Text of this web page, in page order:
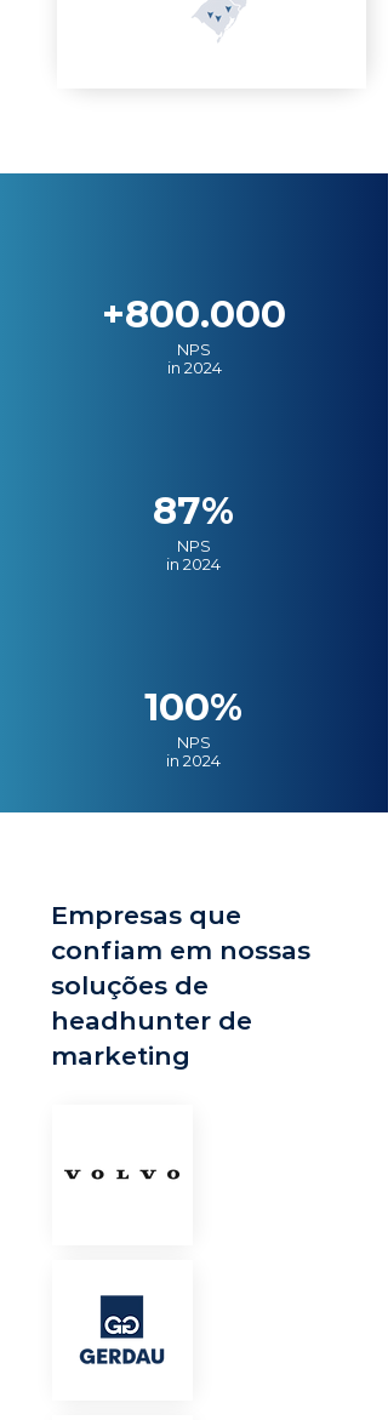
+800.000
NPS
in 2024
87%
NPS
in 2024
100%
NPS
in 2024
Empresas que
confiam em nossas
soluções de
headhunter de
marketing